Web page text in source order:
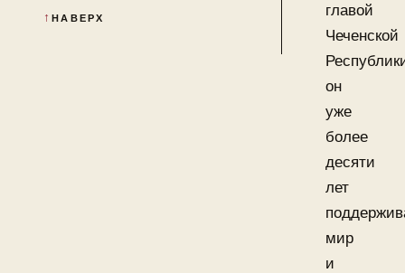
НАВЕРХ
главой
Чеченской
он
уже
более
десяти
лет
мир
и